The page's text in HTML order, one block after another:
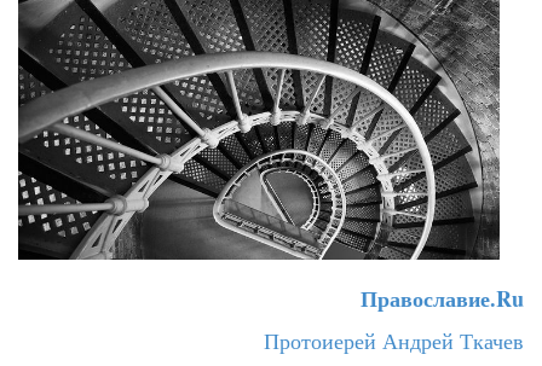
Православие.Ru
Протоиерей Андрей Ткачев